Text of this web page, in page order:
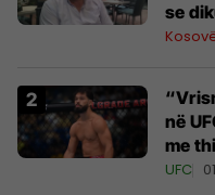
se
në
me
UFC